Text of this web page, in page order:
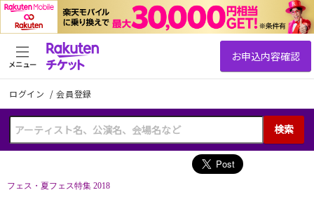
ログイン /会員登録
検索
メニュー
フェス・夏フェス特集 2018